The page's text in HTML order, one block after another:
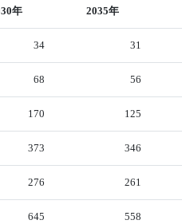
年 2035年
34 31
68 56
170 125
373 346
276 261
645 558